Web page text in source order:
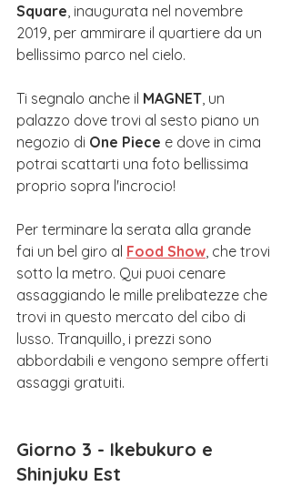
Square, inaugurata nel novembre
2019, per ammirare il quartiere da un
bellissimo parco nel cielo.
Ti segnalo anche il MAGNET, un
palazzo dove trovi al sesto piano un
negozio di One Piece e dove in cima
potrai scattarti una foto bellissima
proprio sopra l'incrocio!
Per terminare la serata alla grande
fai un bel giro al Food Show, che trovi
sotto la metro. Qui puoi cenare
assaggiando le mille prelibatezze che
trovi in questo mercato del cibo di
lusso. Tranquillo, i prezzi sono
abbordabili e vengono sempre offerti
assaggi gratuiti.
Giorno 3 - Ikebukuro e
Shinjuku Est